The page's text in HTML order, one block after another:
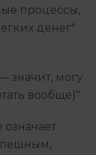
процессы,
денег"
значит, могу
вообще)"